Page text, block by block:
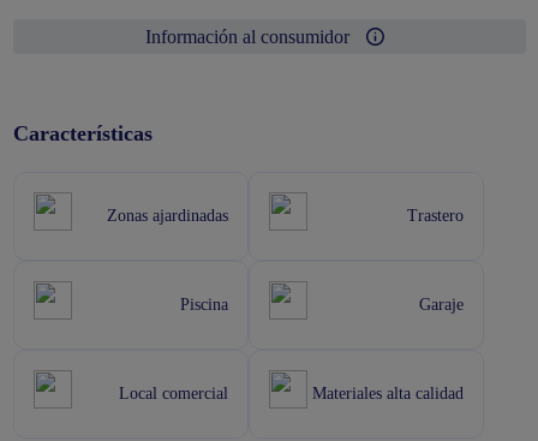
Información al consumidor
Características
Zonas ajardinadas Trastero
Piscina Garaje
Local comercial Materiales alta calidad